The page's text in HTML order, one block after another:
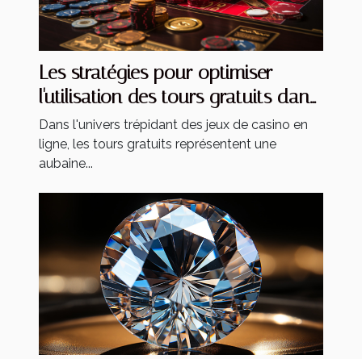
Les stratégies pour optimiser
l'utilisation des tours gratuits dans
les jeux de casino
Dans l'univers trépidant des jeux de casino en
ligne, les tours gratuits représentent une
aubaine...